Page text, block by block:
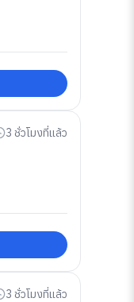
3 ชั่วโมงที่แล้ว
3 ชั่วโมงที่แล้ว